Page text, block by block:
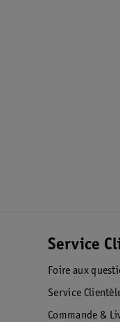
Service
Foire aux
Service
Commande &